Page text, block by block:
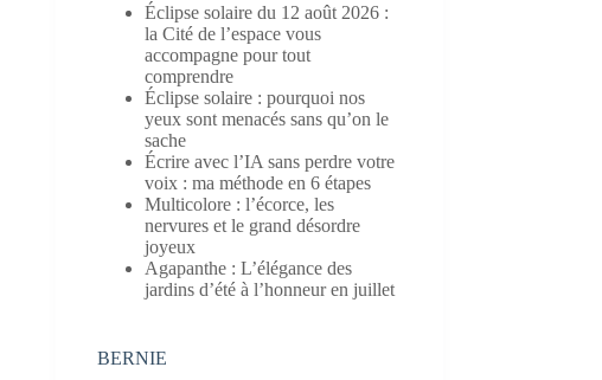
Éclipse solaire du 12 août 2026 :
la Cité de l’espace vous
accompagne pour tout
comprendre
Éclipse solaire : pourquoi nos
yeux sont menacés sans qu’on le
sache
Écrire avec l’IA sans perdre votre
voix : ma méthode en 6 étapes
Multicolore : l’écorce, les
nervures et le grand désordre
joyeux
Agapanthe : L’élégance des
jardins d’été à l’honneur en juillet
BERNIE